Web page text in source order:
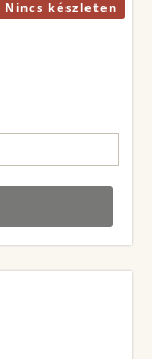
Nincs készleten